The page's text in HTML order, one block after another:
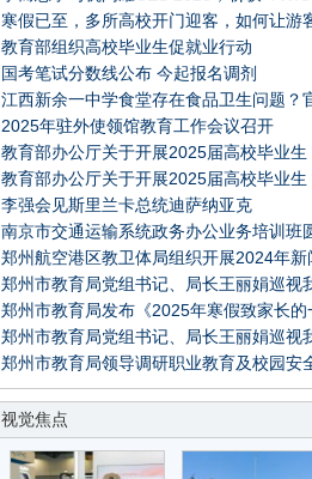
Picks”大奖
寒假已至，多所高校开门迎客，如何让游
内游”不虚此行？
教育部组织高校毕业生促就业行动
国考笔试分数线公布 今起报名调剂
江西新余一中学食堂存在食品卫生问题？
通报
2025年驻外使领馆教育工作会议召开
教育部办公厅关于开展2025届高校毕业生
假促就业暖心行动”的通知
教育部办公厅关于开展2025届高校毕业生
假促就业暖心行动”的通知
李强会见斯里兰卡总统迪萨纳亚克
南京市交通运输系统政务办公业务培训班
完成
郑州航空港区教卫体局组织开展2024年新
作暨舆情处置专题培训 - 郑州教育信息网
郑州市教育局党组书记、局长王丽娟巡视
硕士研究生招生考试工作 - 郑州教育信息
郑州市教育局发布《2025年寒假致家长的
信》 - 郑州教育信息网
郑州市教育局党组书记、局长王丽娟巡视
硕士研究生招生考试工作 - 郑州教育信息
郑州市教育局领导调研职业教育及校园安
作 - 郑州教育信息网
视觉焦点